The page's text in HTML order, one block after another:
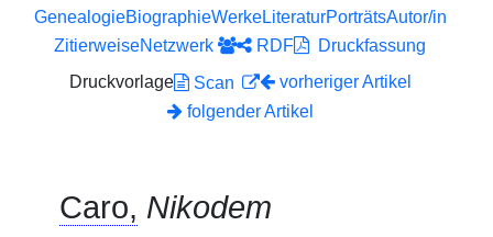
GenealogieBiographieWerkeLiteraturPorträtsAutor/in
ZitierweiseNetzwerk RDF
Druckfassung
Druckvorlage
Scan
vorheriger Artikel
folgender Artikel
Caro, Nikodem